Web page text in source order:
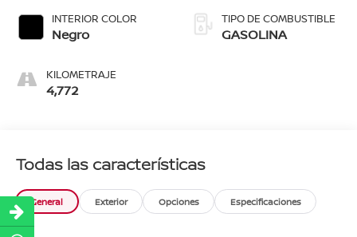
INTERIOR COLOR
Negro
KILOMETRAJE
4,772
TIPO DE COMBUSTIBLE
GASOLINA
Todas las características
General Exterior Opciones Especificaciones